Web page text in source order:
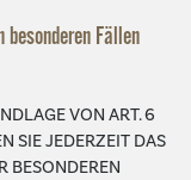
besonderen Fällen
VON ART. 6
SIE JEDERZEIT DAS
BESONDEREN